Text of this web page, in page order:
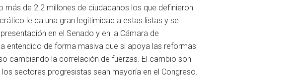
de 2.2 millones de ciudadanos los que definieron
le da una gran legitimidad a estas listas y se
en el Senado y en la Cámara de
entendido de forma masiva que si apoya las reformas
cambiando la correlación de fuerzas. El cambio son
sectores progresistas sean mayoría en el Congreso.